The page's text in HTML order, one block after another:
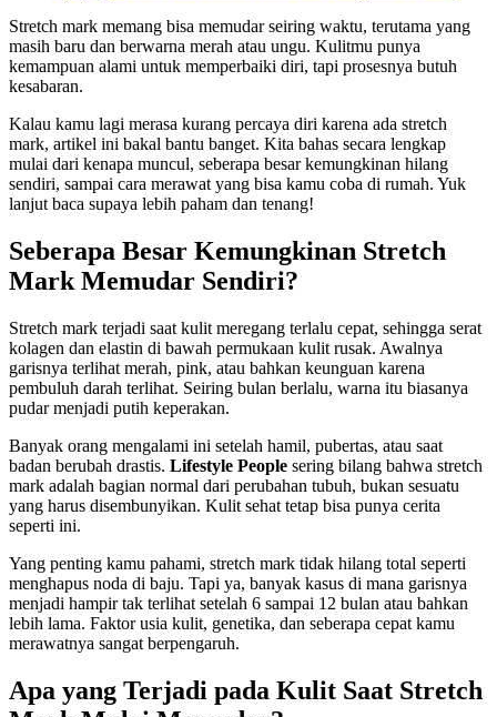
Stretch mark memang bisa memudar seiring waktu, terutama yang
masih baru dan berwarna merah atau ungu. Kulitmu punya
kemampuan alami untuk memperbaiki diri, tapi prosesnya butuh
kesabaran.
Kalau kamu lagi merasa kurang percaya diri karena ada stretch
mark, artikel ini bakal bantu banget. Kita bahas secara lengkap
mulai dari kenapa muncul, seberapa besar kemungkinan hilang
sendiri, sampai cara merawat yang bisa kamu coba di rumah. Yuk
lanjut baca supaya lebih paham dan tenang!
Seberapa Besar Kemungkinan Stretch
Mark Memudar Sendiri?
Stretch mark terjadi saat kulit meregang terlalu cepat, sehingga serat
kolagen dan elastin di bawah permukaan kulit rusak. Awalnya
garisnya terlihat merah, pink, atau bahkan keunguan karena
pembuluh darah terlihat. Seiring bulan berlalu, warna itu biasanya
pudar menjadi putih keperakan.
Banyak orang mengalami ini setelah hamil, pubertas, atau saat
badan berubah drastis. Lifestyle People sering bilang bahwa stretch
mark adalah bagian normal dari perubahan tubuh, bukan sesuatu
yang harus disembunyikan. Kulit sehat tetap bisa punya cerita
seperti ini.
Yang penting kamu pahami, stretch mark tidak hilang total seperti
menghapus noda di baju. Tapi ya, banyak kasus di mana garisnya
menjadi hampir tak terlihat setelah 6 sampai 12 bulan atau bahkan
lebih lama. Faktor usia kulit, genetika, dan seberapa cepat kamu
merawatnya sangat berpengaruh.
Apa yang Terjadi pada Kulit Saat Stretch